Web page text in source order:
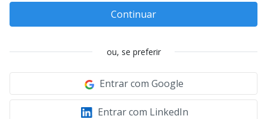
Continuar
ou, se preferir
Entrar com Google
Entrar com LinkedIn